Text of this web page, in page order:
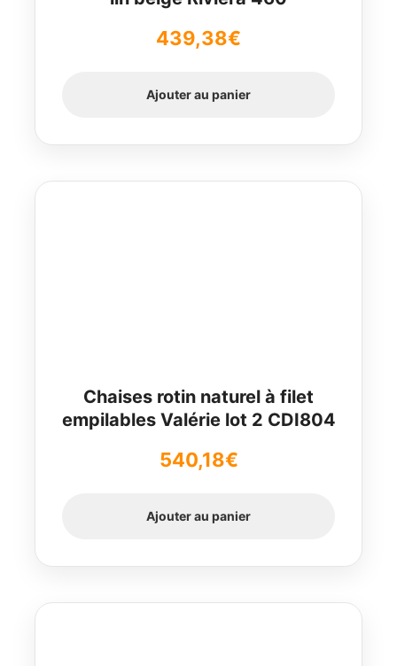
439,38€
Ajouter au panier
Chaises rotin naturel à filet
empilables Valérie lot 2 CDI804
540,18€
Ajouter au panier